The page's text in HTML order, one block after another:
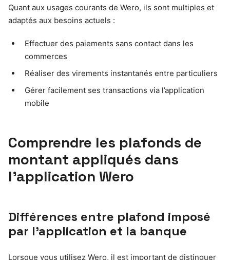
Quant aux usages courants de Wero, ils sont multiples et
adaptés aux besoins actuels :
Effectuer des paiements sans contact dans les
commerces
Réaliser des virements instantanés entre particuliers
Gérer facilement ses transactions via l’application
mobile
Comprendre les plafonds de
montant appliqués dans
l’application Wero
Différences entre plafond imposé
par l’application et la banque
Lorsque vous utilisez Wero, il est important de distinguer